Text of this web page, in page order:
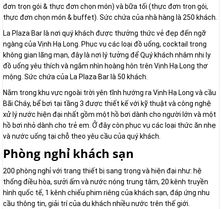
đơn trọn gói & thực đơn chọn món) và bữa tối (thực đơn trọn gói,
thực đơn chọn món & buffet). Sức chứa của nhà hàng là 250 khách.
La Plaza Bar là nơi quý khách được thưởng thức vẻ đẹp đến ngỡ
ngàng của Vịnh Hạ Long. Phục vụ các loại đồ uống, cocktail trong
không gian lãng mạn, đây là nơi lý tưởng để Quý khách nhâm nhi ly
đồ uống yêu thích và ngắm nhìn hoàng hôn trên Vịnh Hạ Long thơ
mộng. Sức chứa của La Plaza Bar là 50 khách.
Nằm trong khu vực ngoài trời yên tĩnh hướng ra Vịnh Hạ Long và cầu
Bãi Cháy, bể bơi tại tầng 3 được thiết kế với kỹ thuật và công nghệ
xử lý nước hiện đại nhất gồm một hồ bơi dành cho người lớn và một
hồ bơi nhỏ dành cho trẻ em. Ở đây còn phục vụ các loại thức ăn nhẹ
và nước uống tại chỗ theo yêu cầu của quý khách.
Phòng nghỉ khách sạn
200 phòng nghỉ với trang thiết bị sang trọng và hiện đại như: hệ
thống điều hòa, sưởi ấm và nước nóng trung tâm, 20 kênh truyền
hình quốc tế, 1 kênh chiếu phim riêng của khách sạn, đáp ứng nhu
cầu thông tin, giải trí của du khách nhiều nước trên thế giới.